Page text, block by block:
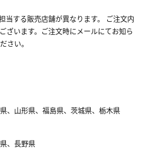
当する販売店舗が異なります。 ご注文内
ざいます。ご注文時にメールにてお知ら
さい。
、山形県、福島県、茨城県、栃木県
、長野県